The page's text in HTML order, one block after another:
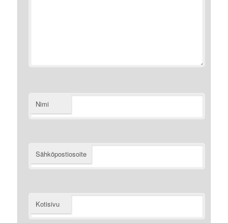
Nimi
Sähköpostiosoite
Kotisivu